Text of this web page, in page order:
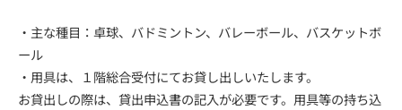
・主な種目：卓球、バドミントン、バレーボール、バスケットボ
ール
・用具は、１階総合受付にてお貸し出しいたします。
お貸出しの際は、貸出申込書の記入が必要です。用具等の持ち込